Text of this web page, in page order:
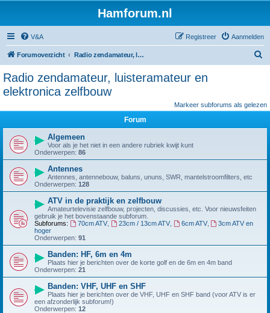
Hamforum.nl
V&A Aanmelden
Registreer
Forumoverzicht Radio zendamateur, luisteramateur en elektronica zelfbouw
Radio zendamateur, luisteramateur en
elektronica zelfbouw
Markeer subforums als gelezen
Forum
Algemeen
Voor als je het niet in een andere rubriek kwijt kunt
Onderwerpen: 86
Antennes
Antennes, antennebouw, baluns, ununs, SWR, mantelstroomfilters, etc
Onderwerpen: 128
ATV in de praktijk en zelfbouw
Amateurtelevisie zelfbouw, projecten, discussies, etc. Voor nieuwsfeiten
gebruik je het bovenstaande subforum.
Subforums:
70cm ATV, 23cm / 13cm ATV, 6cm ATV,
3cm ATV en
hoger
Onderwerpen: 91
Banden: HF, 6m en 4m
Plaats hier je berichten over de korte golf en de 6m en 4m band
Onderwerpen: 21
Banden: VHF, UHF en SHF
Plaats hier je berichten over de VHF, UHF en SHF band (voor ATV is er
een afzonderlijk subforum!)
Onderwerpen: 12